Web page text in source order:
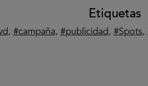
Etiquetas
, campaña, publicidad, Spots,